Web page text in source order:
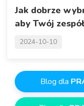
Jak dobrze
aby Twój
2024-10-10
Blog dla